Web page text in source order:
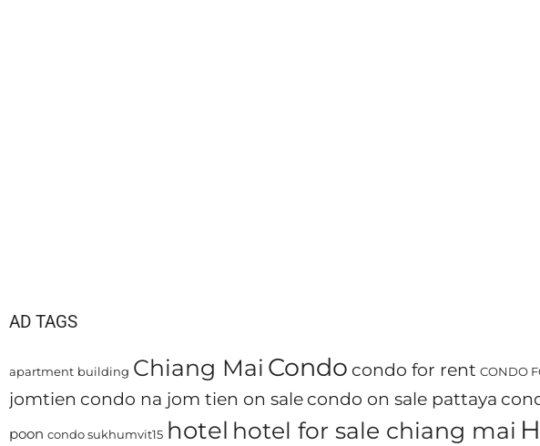
AD TAGS
apartment building Chiang Mai Condo condo for rent CONDO
jomtien condo na jom tien on sale condo on sale pattaya
poon condo sukhumvit15 hotel hotel for sale chiang mai